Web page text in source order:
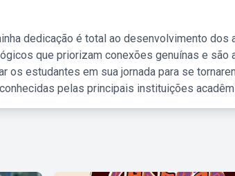
dedicação é total ao desenvolvimento dos
que priorizam conexões genuínas e são
os estudantes em sua jornada para se
pelas principais instituições